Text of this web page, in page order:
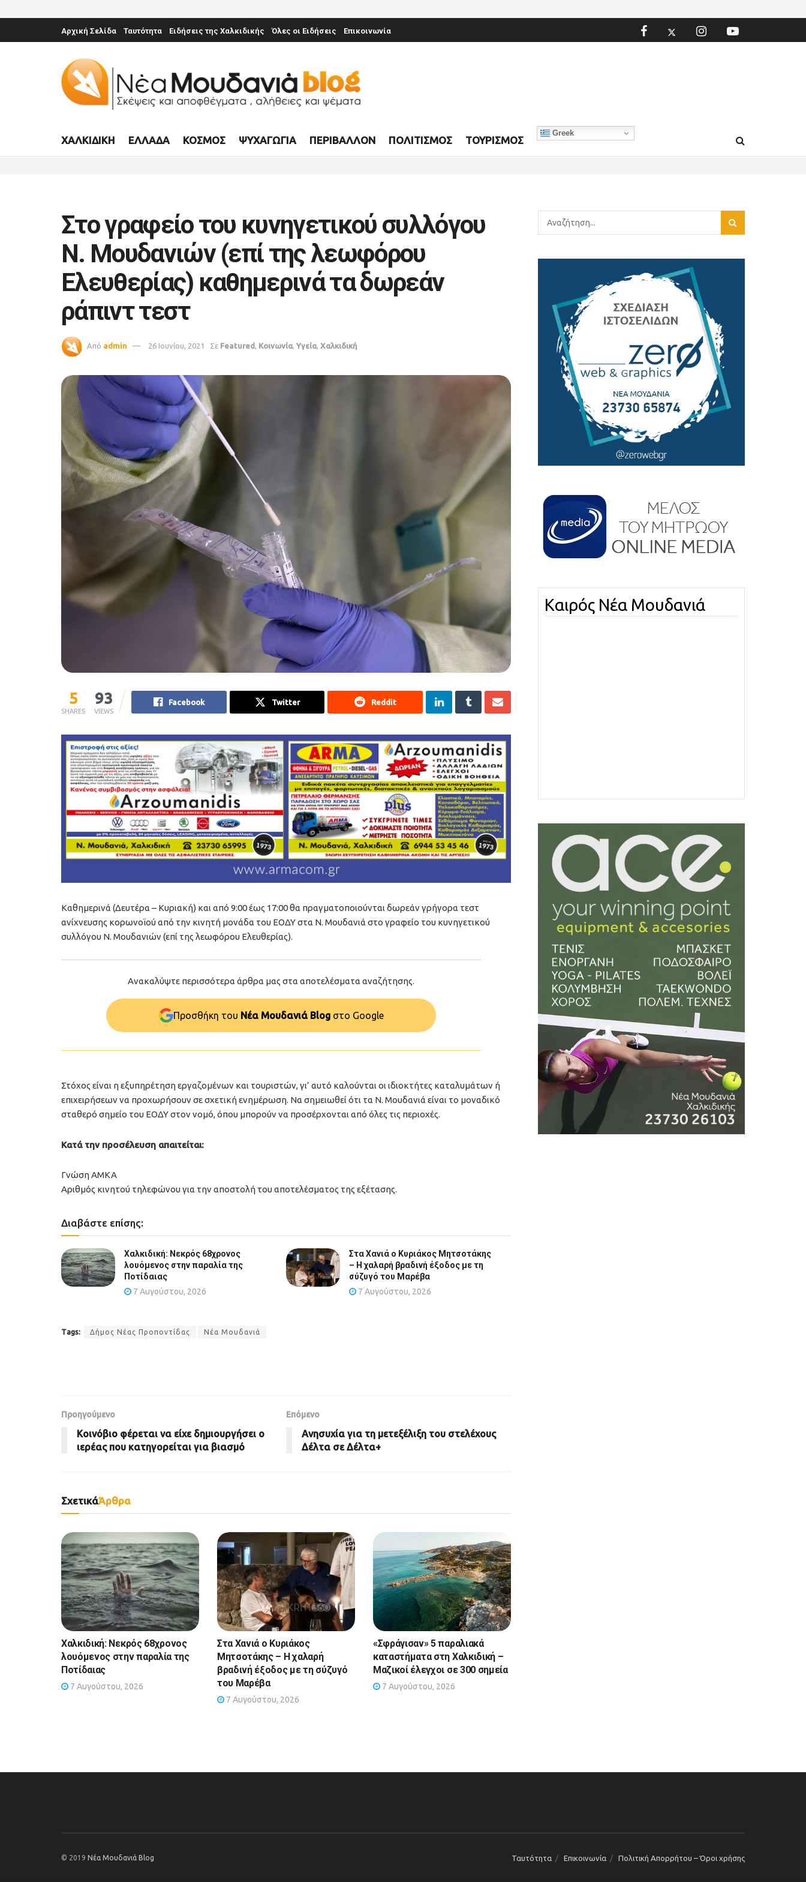
Αρχική Σελίδα Ταυτότητα Ειδήσεις της Χαλκιδικής Όλες οι Ειδήσεις Επικοινωνία
ΧΑΛΚΙΔΙΚΉ ΕΛΛΆΔΑ ΚΌΣΜΟΣ ΨΥΧΑΓΩΓΊΑ ΠΕΡΙΒΆΛΛΟΝ ΠΟΛΙΤΙΣΜΌΣ ΤΟΥΡΙΣΜΌΣ
Greek
Στο γραφείο του κυνηγετικού συλλόγου
Ν. Μουδανιών (επί της λεωφόρου
Ελευθερίας) καθημερινά τα δωρεάν
ράπιντ τεστ
Από admin 26 Ιουνίου, 2021 Σε Featured Κοινωνία Υγεία Χαλκιδική
5
SHARES
93
VIEWS
Facebook Twitter Reddit
Kαθημερινά (Δευτέρα – Κυριακή) και από 9:00 έως 17:00 θα πραγματοποιούνται δωρεάν γρήγορα τεστ
ανίχνευσης κορωνοϊού από την κινητή μονάδα του ΕΟΔΥ στα Ν. Μουδανιά στο γραφείο του κυνηγετικού
συλλόγου Ν. Μουδανιών (επί της λεωφόρου Ελευθερίας).
Ανακαλύψτε περισσότερα άρθρα μας στα αποτελέσματα αναζήτησης.
Προσθήκη του Νέα Μουδανιά Blogστo Google
Στόχος είναι η εξυπηρέτηση εργαζομένων και τουριστών, γι’ αυτό καλούνται οι ιδιοκτήτες καταλυμάτων ή
επιχειρήσεων να προχωρήσουν σε σχετική ενημέρωση. Να σημειωθεί ότι τα Ν. Μουδανιά είναι το μοναδικό
σταθερό σημείο του ΕΟΔΥ στον νομό, όπου μπορούν να προσέρχονται από όλες τις περιοχές.
Κατά την προσέλευση απαιτείται:
Γνώση ΑΜΚΑ
Αριθμός κινητού τηλεφώνου για την αποστολή του αποτελέσματος της εξέτασης.
Διαβάστε επίσης:
Χαλκιδική: Νεκρός 68χρονος
λουόμενος στην παραλία της
Ποτίδαιας
7 Αυγούστου, 2026
Στα Χανιά ο Κυριάκος Μητσοτάκης
– Η χαλαρή βραδινή έξοδος με τη
σύζυγό του Μαρέβα
7 Αυγούστου, 2026
Tags: Δήμος Νέας Προποντίδας Νέα Μουδανιά
Προηγούμενο
Κοινόβιο φέρεται να είχε δημιουργήσει ο
ιερέας που κατηγορείται για βιασμό
Επόμενο
Ανησυχία για τη μετεξέλιξη του στελέχους
Δέλτα σε Δέλτα+
ΣχετικάΆρθρα
Χαλκιδική: Νεκρός 68χρονος
λουόμενος στην παραλία της
Ποτίδαιας
7 Αυγούστου, 2026
Στα Χανιά ο Κυριάκος
Μητσοτάκης – Η χαλαρή
βραδινή έξοδος με τη σύζυγό
του Μαρέβα
7 Αυγούστου, 2026
«Σφράγισαν» 5 παραλιακά
καταστήματα στη Χαλκιδική –
Μαζικοί έλεγχοι σε 300 σημεία
7 Αυγούστου, 2026
Καιρός Νέα Μουδανιά
Ταυτότητα Επικοινωνία Πολιτική Απορρήτου – Όροι χρήσης
© 2019 Νέα Μουδανιά Blog